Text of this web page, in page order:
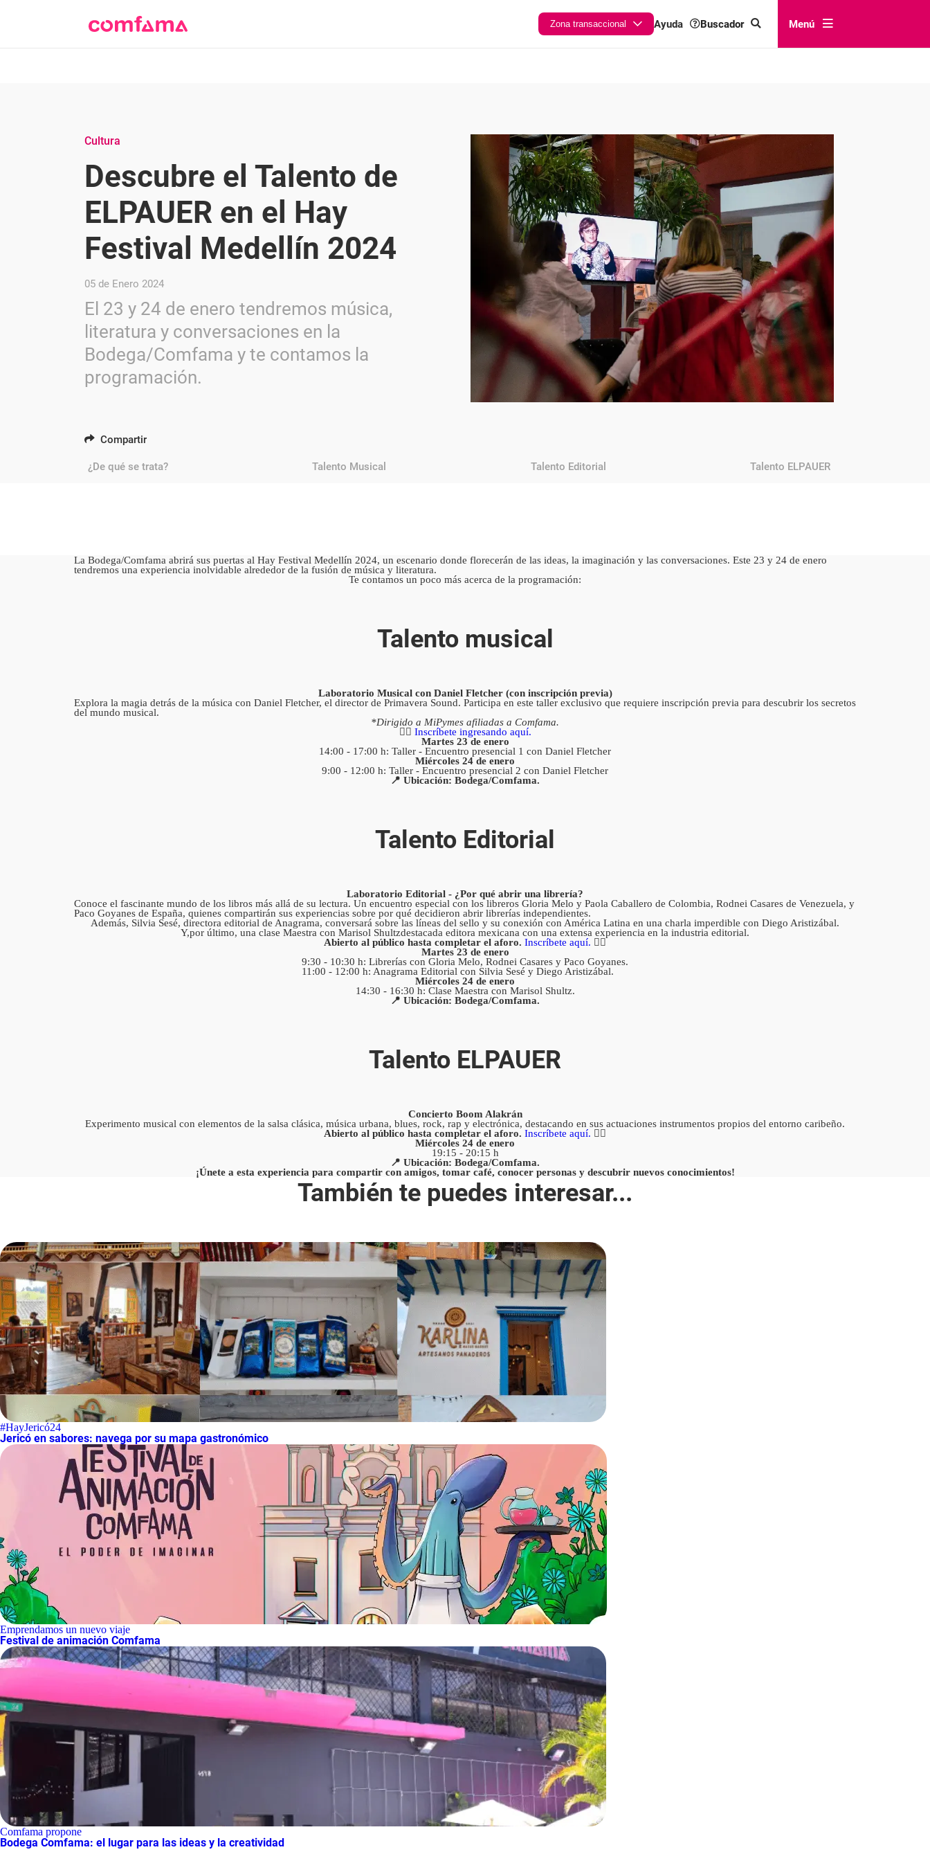
Zona transaccional Ayuda Buscador Menú
Cultura
Descubre el Talento de
ELPAUER en el Hay
Festival Medellín 2024
05 de Enero 2024
El 23 y 24 de enero tendremos música,
literatura y conversaciones en la
Bodega/Comfama y te contamos la
programación.
Compartir
¿De qué se trata? Talento Musical Talento Editorial Talento ELPAUER
La Bodega/Comfama abrirá sus puertas al Hay Festival Medellín 2024, un escenario donde florecerán de las ideas, la imaginación y las conversaciones. Este 23 y 24 de enero
tendremos una experiencia inolvidable alrededor de la fusión de música y literatura.
Te contamos un poco más acerca de la programación:
Talento musical
Laboratorio Musical con Daniel Fletcher (con inscripción previa)
Explora la magia detrás de la música con Daniel Fletcher, el director de Primavera Sound. Participa en este taller exclusivo que requiere inscripción previa para descubrir los secretos
del mundo musical.
*Dirigido a MiPymes afiliadas a Comfama.
✍🏻 Inscríbete ingresando aquí.
Martes 23 de enero
14:00 - 17:00 h: Taller - Encuentro presencial 1 con Daniel Fletcher
Miércoles 24 de enero
9:00 - 12:00 h: Taller - Encuentro presencial 2 con Daniel Fletcher
📍 Ubicación: Bodega/Comfama.
Talento Editorial
Laboratorio Editorial - ¿Por qué abrir una librería?
Conoce el fascinante mundo de los libros más allá de su lectura. Un encuentro especial con los libreros Gloria Melo y Paola Caballero de Colombia, Rodnei Casares de Venezuela, y
Paco Goyanes de España, quienes compartirán sus experiencias sobre por qué decidieron abrir librerías independientes.
Además, Silvia Sesé, directora editorial de Anagrama, conversará sobre las líneas del sello y su conexión con América Latina en una charla imperdible con Diego Aristizábal.
Y,por último, una clase Maestra con Marisol Shultzdestacada editora mexicana con una extensa experiencia en la industria editorial.
Abierto al público hasta completar el aforo. Inscríbete aquí. ✍🏻
Martes 23 de enero
9:30 - 10:30 h: Librerías con Gloria Melo, Rodnei Casares y Paco Goyanes.
11:00 - 12:00 h: Anagrama Editorial con Silvia Sesé y Diego Aristizábal.
Miércoles 24 de enero
14:30 - 16:30 h: Clase Maestra con Marisol Shultz.
📍 Ubicación: Bodega/Comfama.
Talento ELPAUER
Concierto Boom Alakrán
Experimento musical con elementos de la salsa clásica, música urbana, blues, rock, rap y electrónica, destacando en sus actuaciones instrumentos propios del entorno caribeño.
Abierto al público hasta completar el aforo. Inscríbete aquí. ✍🏻
Miércoles 24 de enero
19:15 - 20:15 h
📍 Ubicación: Bodega/Comfama.
¡Únete a esta experiencia para compartir con amigos, tomar café, conocer personas y descubrir nuevos conocimientos!
También te puedes interesar...
#HayJericó24
Jericó en sabores: navega por su mapa gastronómico
Emprendamos un nuevo viaje
Festival de animación Comfama
Comfama propone
Bodega Comfama: el lugar para las ideas y la creatividad